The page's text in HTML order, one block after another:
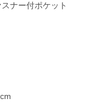
ナー付ポケット